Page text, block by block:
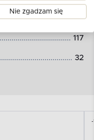
45
117
32
-
Nie zgadzam się